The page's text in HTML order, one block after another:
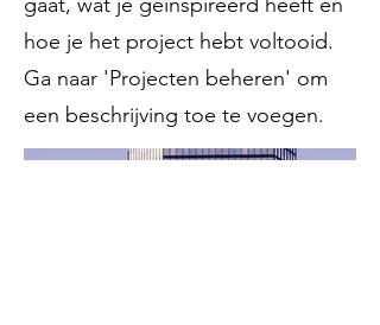
hoe je het project hebt voltooid.
Ga naar 'Projecten beheren' om
een beschrijving toe te voegen.